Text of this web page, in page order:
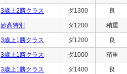
3歳上2勝クラス ダ1300 良
妙高特別 ダ1200 稍重
3歳上1勝クラス ダ1200 良
3歳上1勝クラス ダ1000 稍重
3歳上1勝クラス ダ1400 良